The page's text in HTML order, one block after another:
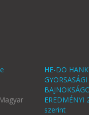
HE-DO
szerint